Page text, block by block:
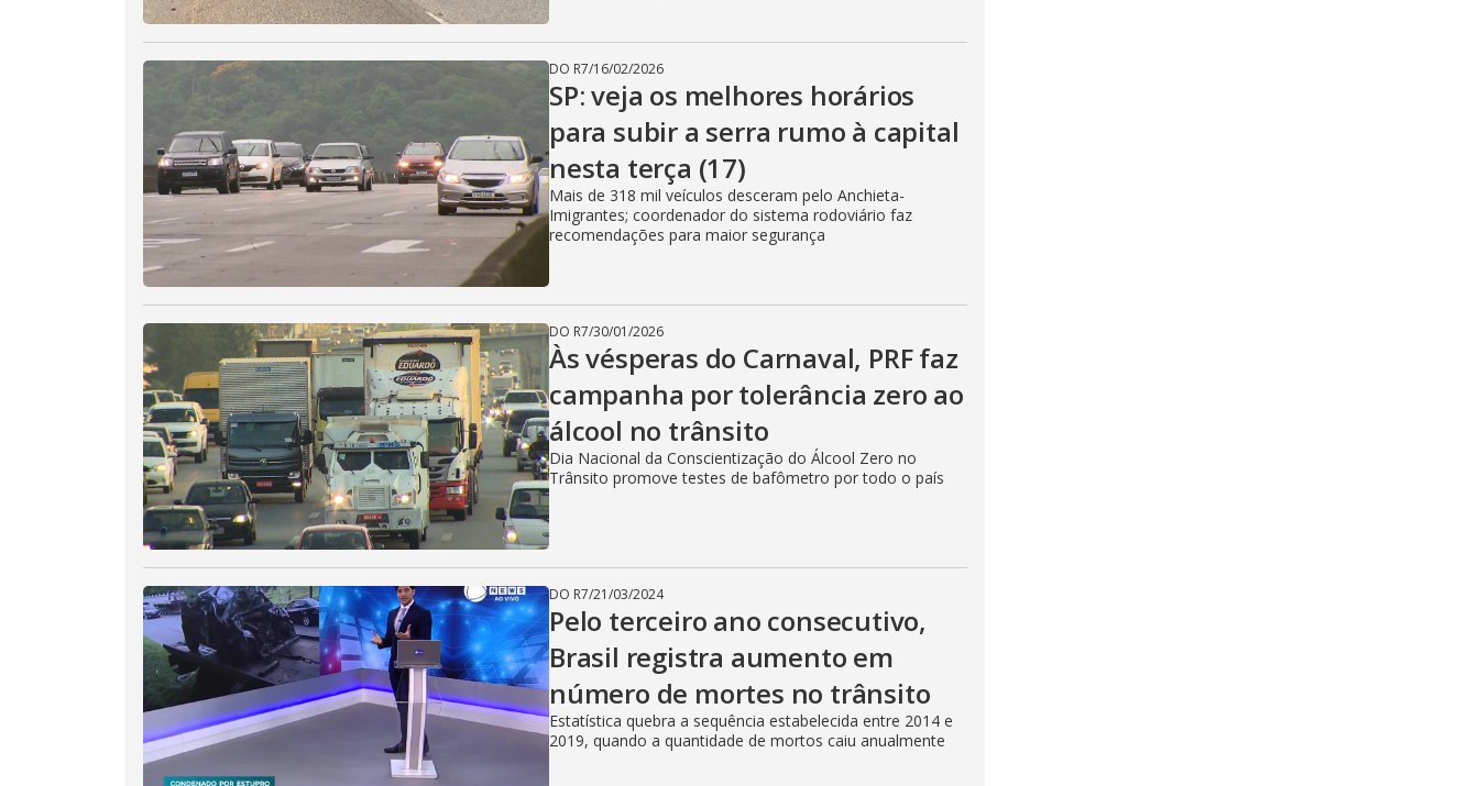
DO R7/16/02/2026
SP: veja os melhores horários
para subir a serra rumo à capital
nesta terça (17)
Mais de 318 mil veículos desceram pelo Anchieta-
Imigrantes; coordenador do sistema rodoviário faz
recomendações para maior segurança
DO R7/30/01/2026
Às vésperas do Carnaval, PRF faz
campanha por tolerância zero ao
álcool no trânsito
Dia Nacional da Conscientização do Álcool Zero no
Trânsito promove testes de bafômetro por todo o país
DO R7/21/03/2024
Pelo terceiro ano consecutivo,
Brasil registra aumento em
número de mortes no trânsito
Estatística quebra a sequência estabelecida entre 2014 e
2019, quando a quantidade de mortos caiu anualmente